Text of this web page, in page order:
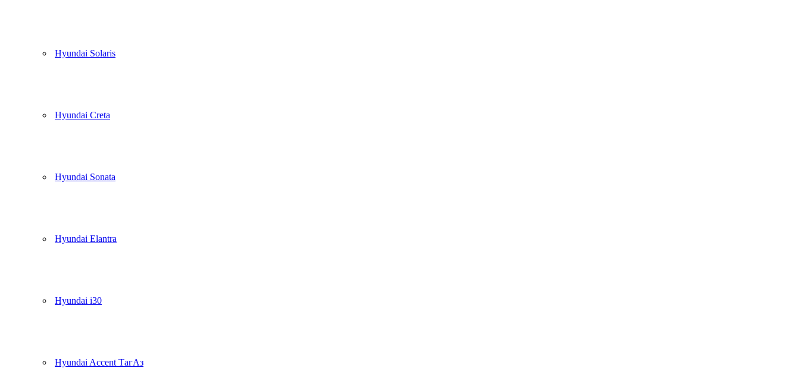
Hyundai Solaris
Hyundai Creta
Hyundai Sonata
Hyundai Elantra
Hyundai i30
Hyundai Accent ТагАз